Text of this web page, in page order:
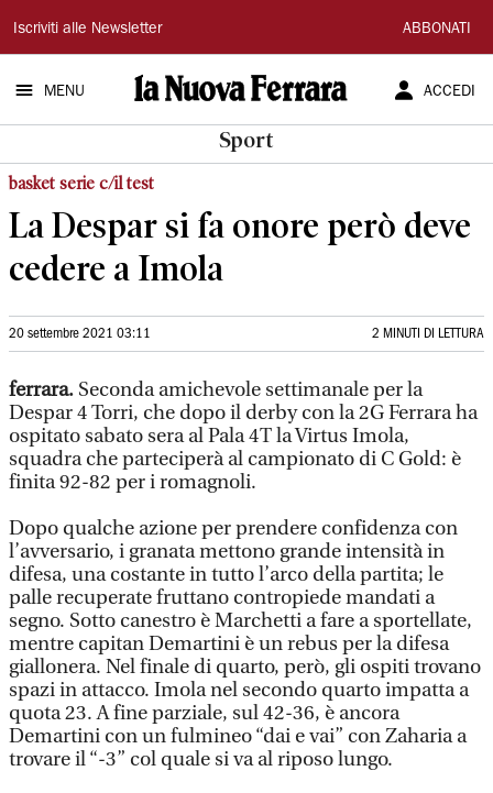
La
Nuova
Ferrara
Iscriviti alle Newsletter ABBONATI
MENU ACCEDI
Sport
basket serie c/il test
La Despar si fa onore però deve
cedere a Imola
20 settembre 2021 03:11 2 MINUTI DI LETTURA
ferrara. Seconda amichevole settimanale per la
Despar 4 Torri, che dopo il derby con la 2G Ferrara ha
ospitato sabato sera al Pala 4T la Virtus Imola,
squadra che parteciperà al campionato di C Gold: è
finita 92-82 per i romagnoli.
Dopo qualche azione per prendere confidenza con
l’avversario, i granata mettono grande intensità in
difesa, una costante in tutto l’arco della partita; le
palle recuperate fruttano contropiede mandati a
segno. Sotto canestro è Marchetti a fare a sportellate,
mentre capitan Demartini è un rebus per la difesa
giallonera. Nel finale di quarto, però, gli ospiti trovano
spazi in attacco. Imola nel secondo quarto impatta a
quota 23. A fine parziale, sul 42-36, è ancora
Demartini con un fulmineo “dai e vai” con Zaharia a
trovare il “-3” col quale si va al riposo lungo.